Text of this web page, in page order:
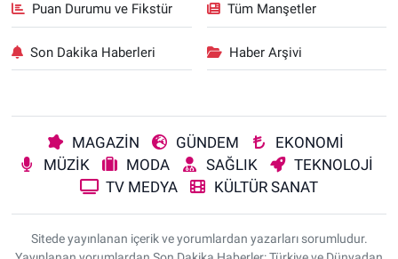
Puan Durumu ve Fikstür Tüm Manşetler
Son Dakika Haberleri Haber Arşivi
MAGAZİN GÜNDEM
EKONOMİ
MÜZİK
MODA SAĞLIK
TEKNOLOJİ
TV MEDYA
KÜLTÜR SANAT
Sitede yayınlanan içerik ve yorumlardan yazarları sorumludur.